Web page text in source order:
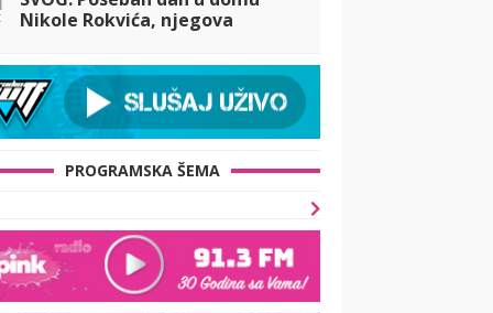
Nikole Rokvića, njegova
godina, emocije je savladale
PROGRAMSKA ŠEMA